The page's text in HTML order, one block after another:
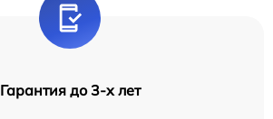
Гарантия до 3-х лет